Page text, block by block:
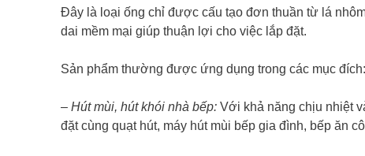
Đây là loại ống chỉ được cấu tạo đơn thuần từ lá
dai mềm mại giúp thuận lợi cho việc lắp đặt.
Sản phẩm thường được ứng dụng trong các mục đích:
– Hút mùi, hút khói nhà bếp: Với khả năng chịu nhiệt
đặt cùng quạt hút, máy hút mùi bếp gia đình, bếp ăn